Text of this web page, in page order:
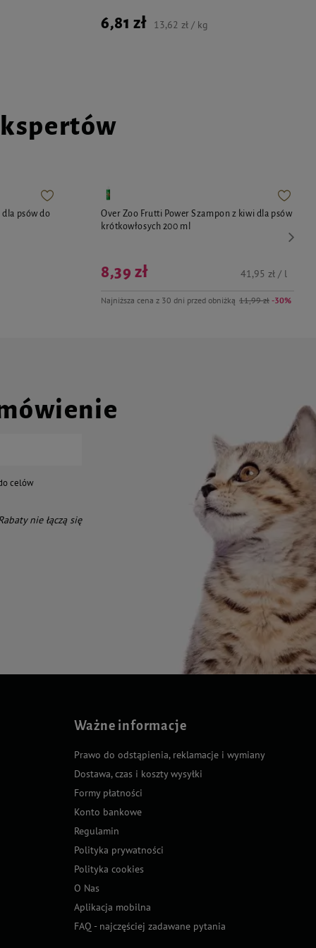
6,81 zł 13,62 zł / kg
psów do
Over Zoo Frutti Power Szampon z kiwi dla psów
krótkowłosych 200 ml
Najniższa cena z 30 dni przed obniżką 11,99 zł -30%
8,39 zł 41,95 zł / l
celów
nie łączą się
Ważne informacje
Prawo do odstąpienia, reklamacje i wymiany
Dostawa, czas i koszty wysyłki
Formy płatności
Konto bankowe
Regulamin
Polityka prywatności
Polityka cookies
O Nas
Aplikacja mobilna
FAQ - najczęściej zadawane pytania